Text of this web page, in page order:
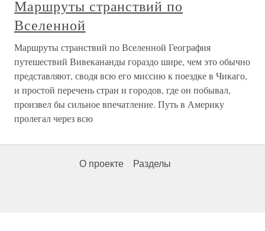
Маршруты странствий по
Вселенной
Маршруты странствий по Вселенной География
путешествий Вивекананды гораздо шире, чем это обычно
представляют, сводя всю его миссию к поездке в Чикаго,
и простой перечень стран и городов, где он побывал,
произвел бы сильное впечатление. Путь в Америку
пролегал через всю
О проекте Разделы